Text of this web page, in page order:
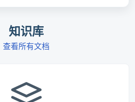
知识库
查看所有文档